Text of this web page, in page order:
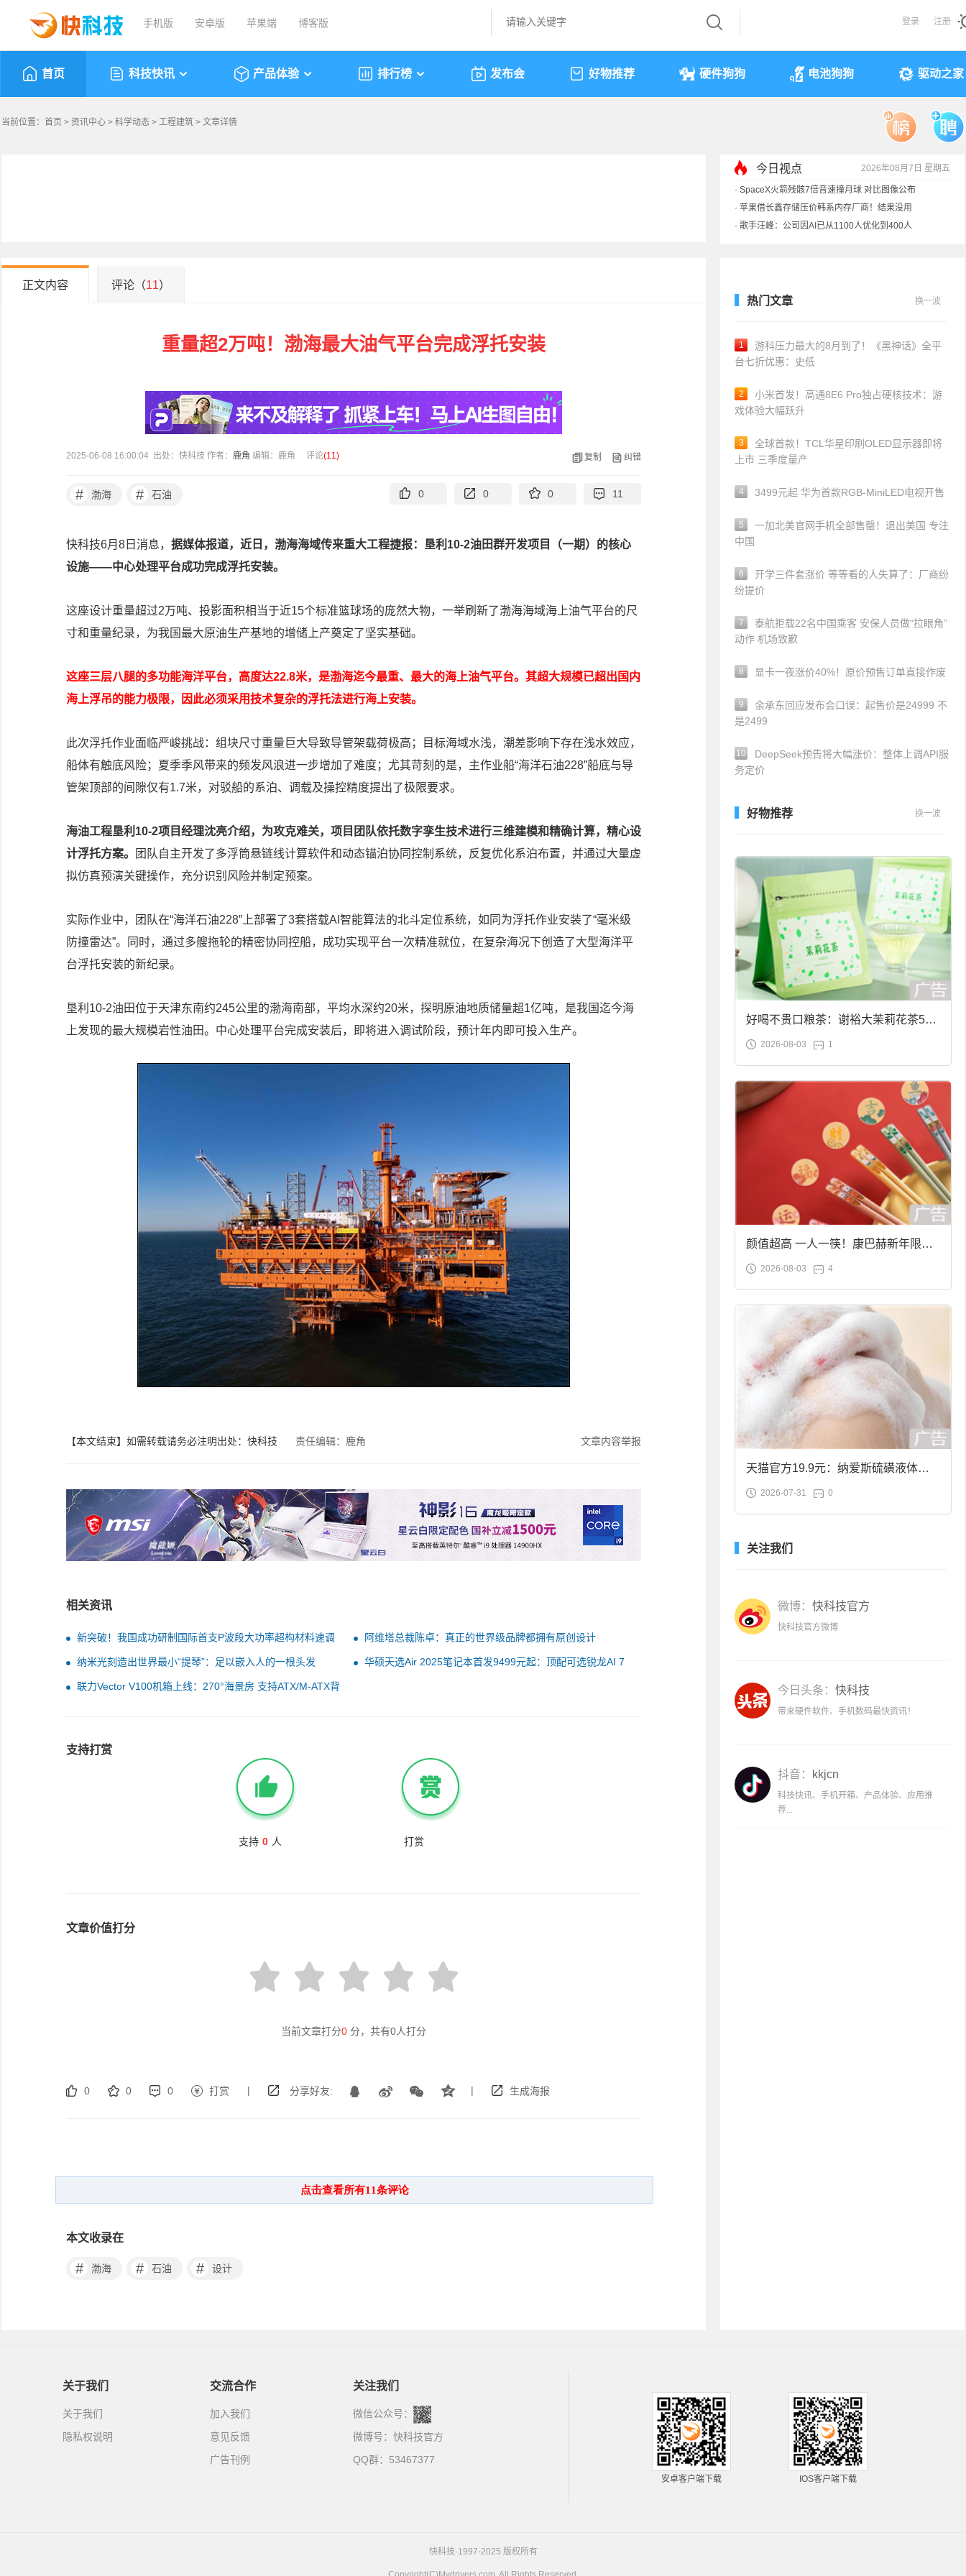
手机版 安卓版 苹果端 博客版 登录 注册
首页 科技快讯 产品体验 排行榜 发布会 好物推荐 硬件狗狗 电池狗狗 驱动之家
当前位置： 首页 > 资讯中心 > 科学动态 > 工程建筑 > 文章详情
今日视点 2026年08月7日 星期五
· SpaceX火箭残骸7倍音速撞月球 对比图像公布
· 苹果借长鑫存储压价韩系内存厂商！结果没用
· 歌手汪峰：公司因AI已从1100人优化到400人
· 索尼旗舰电视上市：115寸、149999元
正文内容 评论（11）
重量超2万吨！渤海最大油气平台完成浮托安装
2025-06-08 16:00:04 出处：快科技 作者： 鹿角 编辑：鹿角 评论(11) 复制 纠错
# 渤海 # 石油 0 0 0 11
快科技6月8日消息， 据媒体报道，近日，渤海海域传来重大工程捷报：垦利10-2油田群开发项目（一期）的核心
设施——中心处理平台成功完成浮托安装。
这座设计重量超过2万吨、投影面积相当于近15个标准篮球场的庞然大物，一举刷新了渤海海域海上油气平台的尺
寸和重量纪录，为我国最大原油生产基地的增储上产奠定了坚实基础。
这座三层八腿的多功能海洋平台，高度达22.8米，是渤海迄今最重、最大的海上油气平台。其超大规模已超出国内
海上浮吊的能力极限，因此必须采用技术复杂的浮托法进行海上安装。
此次浮托作业面临严峻挑战：组块尺寸重量巨大导致导管架载荷极高；目标海域水浅，潮差影响下存在浅水效应，
船体有触底风险；夏季季风带来的频发风浪进一步增加了难度；尤其苛刻的是，主作业船“海洋石油228”船底与导
管架顶部的间隙仅有1.7米，对驳船的系泊、调载及操控精度提出了极限要求。
海油工程垦利10-2项目经理沈亮介绍，为攻克难关，项目团队依托数字孪生技术进行三维建模和精确计算，精心设
计浮托方案。
团队自主开发了多浮筒悬链线计算软件和动态锚泊协同控制系统，反复优化系泊布置，并通过大量虚
拟仿真预演关键操作，充分识别风险并制定预案。
实际作业中，团队在“海洋石油228”上部署了3套搭载AI智能算法的北斗定位系统，如同为浮托作业安装了“毫米级
防撞雷达”。同时，通过多艘拖轮的精密协同控船，成功实现平台一次精准就位，在复杂海况下创造了大型海洋平
台浮托安装的新纪录。
垦利10-2油田位于天津东南约245公里的渤海南部，平均水深约20米，探明原油地质储量超1亿吨，是我国迄今海
上发现的最大规模岩性油田。中心处理平台完成安装后，即将进入调试阶段，预计年内即可投入生产。
【本文结束】如需转载请务必注明出处：快科技 责任编辑：鹿角 文章内容举报
相关资讯
新突破！我国成功研制国际首支P波段大功率超构材料速调
阿维塔总裁陈卓：真正的世界级品牌都拥有原创设计
纳米光刻造出世界最小“提琴”：足以嵌入人的一根头发
华硕天选Air 2025笔记本首发9499元起：顶配可选锐龙AI 7
联力Vector V100机箱上线：270°海景房 支持ATX/M-ATX背
支持打赏
支持 0 人 打赏
文章价值打分
当前文章打分0 分，共有0人打分
0 0 0 打赏 | 分享好友: | 生成海报
本文收录在
# 渤海 # 石油 # 设计
热门文章 换一波
1
游科压力最大的8月到了！《黑神话》全平
台七折优惠：史低
2
小米首发！高通8E6 Pro独占硬核技术：游
戏体验大幅跃升
3
全球首款！TCL华星印刷OLED显示器即将
上市 三季度量产
4 3499元起 华为首款RGB-MiniLED电视开售
5
一加北美官网手机全部售罄！退出美国 专注
中国
6
开学三件套涨价 等等看的人失算了：厂商纷
纷提价
7
泰航拒载22名中国乘客 安保人员做“拉眼角”
动作 机场致歉
8 显卡一夜涨价40%！原价预售订单直接作废
9
余承东回应发布会口误：起售价是24999 不
是2499
10
DeepSeek预告将大幅涨价：整体上调API服
务定价
好物推荐 换一波
好喝不贵口粮茶：谢裕大茉莉花茶50g
袋装9.9元到手
2026-08-03 1
颜值超高 一人一筷！康巴赫新年限定
合金筷子大促：19.9元
2026-08-03 4
天猫官方19.9元：纳爱斯硫磺液体香
皂2斤大促
2026-07-31 0
关注我们
微博： 快科技官方
快科技官方微博
今日头条： 快科技
带来硬件软件、手机数码最快资讯！
抖音： kkjcn
科技快讯、手机开箱、产品体验、应用推
荐...
关于我们
关于我们
隐私权说明
交流合作
加入我们
意见反馈
广告刊例
关注我们
微信公众号：
微博号： 快科技官方
QQ群：53467377
安卓客户端下载 IOS客户端下载
快科技·1997-2025 版权所有